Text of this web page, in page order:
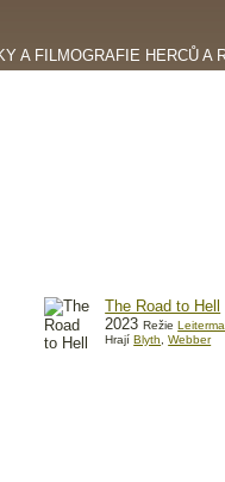
A FILMOGRAFIE HERCŮ A
The Road to Hell
2023Režie
HrajíBlyth ,Webber